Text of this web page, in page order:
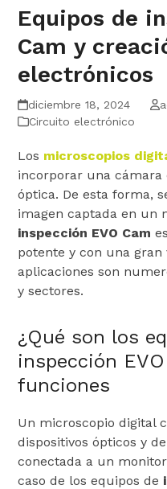
Equipos de
Cam y
electrónicos
diciembre 18, 2024
Circuito electrónico
Los microscopios
incorporar una
óptica. De esta forma,
imagen captada en un
inspección EVO Cam
potente y con una
aplicaciones son
y sectores.
¿Qué son los
inspección
funciones
Un microscopio digital
dispositivos ópticos y
conectada a un
caso de los equipos de